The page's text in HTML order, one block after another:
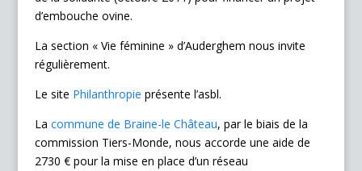
d’embouche ovine.
La section « Vie féminine » d’Auderghem nous invite
régulièrement.
Le site Philanthropie présente l’asbl.
La commune de Braine-le Château, par le biais de la
commission Tiers-Monde, nous accorde une aide de
2730 € pour la mise en place d’un réseau